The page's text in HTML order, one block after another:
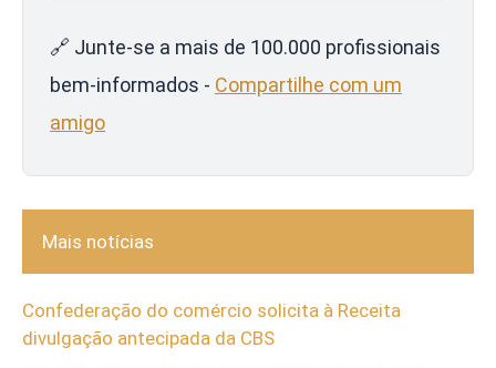
🔗 Junte-se a mais de 100.000 profissionais
bem-informados - Compartilhe com um
amigo
Mais notícias
Confederação do comércio solicita à Receita
divulgação antecipada da CBS